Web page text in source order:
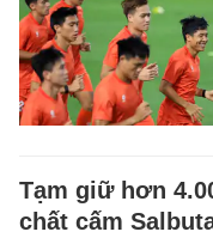
Tạm giữ hơn
chất cấm